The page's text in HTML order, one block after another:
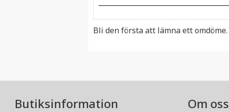
Bli den första att lämna ett omdöme.
Butiksinformation Om oss